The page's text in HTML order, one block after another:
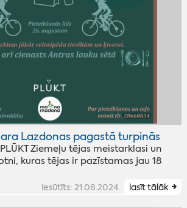
Lazdonas pagastā turpinās
Ziemeļu tējas meistarklasi un
kuras tējas ir pazīstamas jau 18
iesūtīts: 21.08.2024 lasīt tālāk